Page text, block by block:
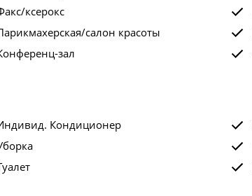
ксерокс
салон красоты
зал
Кондиционер